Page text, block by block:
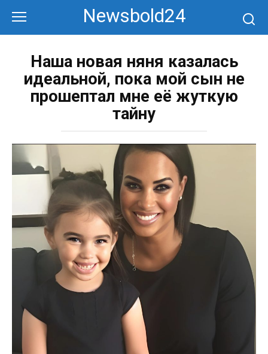
контенту
Newsbold24
Наша новая няня казалась
идеальной, пока мой сын не
прошептал мне её жуткую
тайну